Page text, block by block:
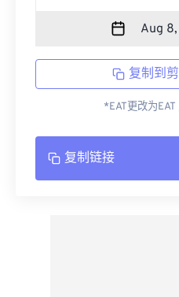
复制到
*EAT更改为
复制链接